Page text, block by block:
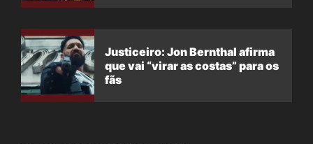
Justiceiro: Jon Bernthal afirma
que vai “virar as costas” para os
fãs